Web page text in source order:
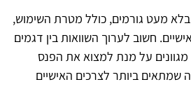
בלא מעט גורמים, כולל מטרת השימוש,
חשוב לערוך השוואות בין דגמים
מגוונים על מנת למצוא את הפנס
ביותר לצרכים האישיים